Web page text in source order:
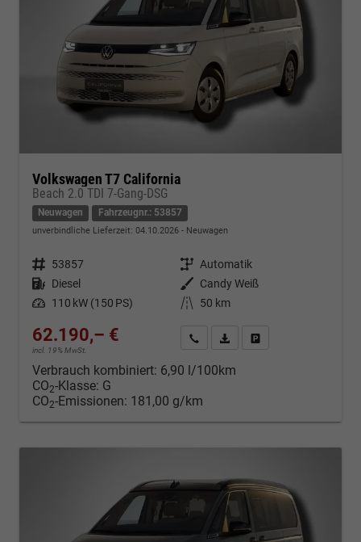
Volkswagen T7 California
Beach 2.0 TDI 7-Gang-DSG
Neuwagen Fahrzeugnr.: 53857
unverbindliche Lieferzeit: 04.10.2026 Neuwagen
Fahrzeugnr. 53857 Getriebe Automatik
Kraftstoff Diesel Außenfarbe
Candy Weiß
Leistung 110 kW (150 PS) Kilometerstand 50 km
62.190,– €
incl. 19% MwSt.
Kontakt & Angebot anfordern
PDF-Datei, Fahrzeugexposé
Verbrauch kombiniert: 6,90 l/100km
CO2-Klasse: G
CO2-Emissionen: 181,00 g/km